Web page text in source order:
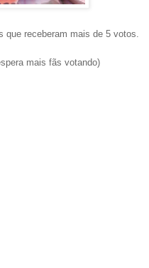
que receberam mais de 5 votos.
mais fãs votando)